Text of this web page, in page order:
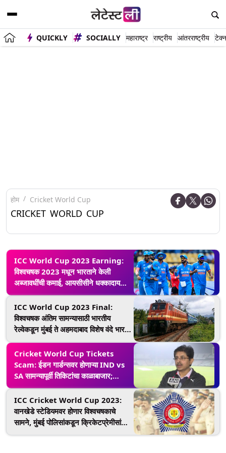
QUICKLY SOCIALLY महाराष्ट्र राष्ट्रीय आंतरराष्ट्रीय
होम Cricket World Cup
CRICKET WORLD CUP
ICC World Cup 2023 Earning:
विश्वचषक 2023 मधून भारताने केली
अब्जावधींची कमाई, आयसीसीने धक्कादायक
आकडेवारी केली जाहीर
ICC World Cup 2023 Final:
विश्वचषक अंतिम सामन्यासाठी भारतीय
रेल्वेकडून मुंबई ते अहमदाबाद विशेष वंदे भारत
ट्रेन
Cricket World Cup Tickets
Scam: ईडन गार्डन्सवर होणाऱ्या IND vs
SA सामन्यापूर्वी तिकिटांचा काळाबाजार;
कोलकाता पोलिसांनी सौरव गांगुलीचे भाऊ
Snehasish Ganguly यांना बजावले
समन्स
ICC Cricket World Cup 2023:
वानखेडे स्टेडियमवर होणार विश्वचषकाचे
सामने, मुंबई पोलिसांकडून क्रिकेटप्रेमीसांठी